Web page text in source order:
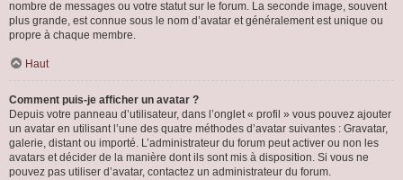
nombre de messages ou votre statut sur le forum. La seconde image, souvent
plus grande, est connue sous le nom d’avatar et généralement est unique ou
propre à chaque membre.
Haut
Comment puis-je afficher un avatar ?
Depuis votre panneau d’utilisateur, dans l’onglet « profil » vous pouvez ajouter
un avatar en utilisant l’une des quatre méthodes d’avatar suivantes : Gravatar,
galerie, distant ou importé. L’administrateur du forum peut activer ou non les
avatars et décider de la manière dont ils sont mis à disposition. Si vous ne
pouvez pas utiliser d’avatar, contactez un administrateur du forum.